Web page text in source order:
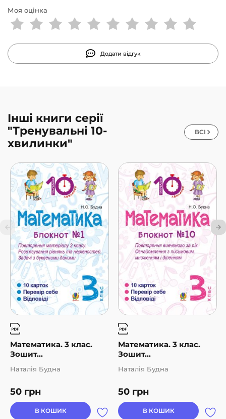
Моя оцінка
Додати відгук
Інші книги серії
"Тренувальні 10-
хвилинки"
ВСІ
Математика. 3 клас.
Зошит...
50 грн
Наталія Будна
В КОШИК
Математика. 3 клас.
Зошит...
50 грн
Наталія Будна
В КОШИК